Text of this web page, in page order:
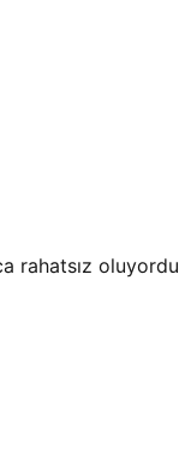
rahatsız oluyordu